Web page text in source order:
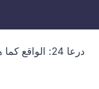
درعا 24: الواقع كما هو